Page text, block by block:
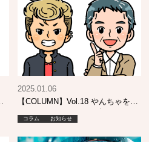
【COLUMN】Vol.18 やんちゃをし
2025.01.06
コラム お知らせ